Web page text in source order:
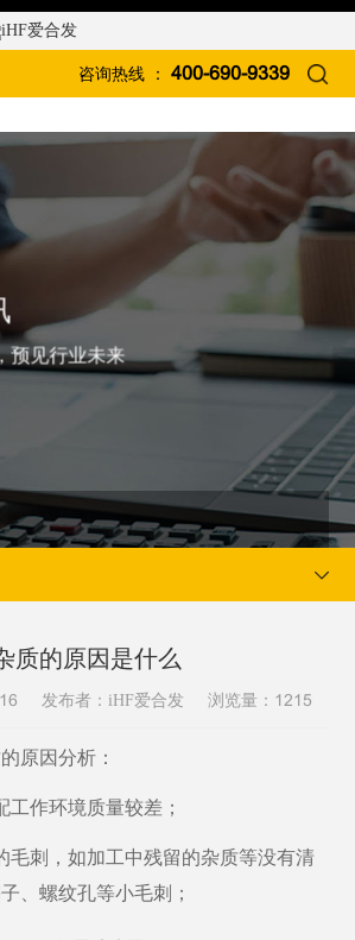
咨询热线 ： 400-690-9339
预见行业未来
新闻资讯 传动知识
质的原因是什么
发布者：iHF爱合发 浏览量： 1215
原因分析：
作环境质量较差；
刺，如加工中残留的杂质等没有清
、螺纹孔等小毛刺；